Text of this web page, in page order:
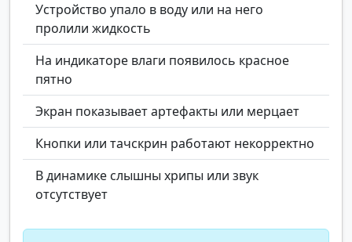
Устройство упало в воду или на него
пролили жидкость
На индикаторе влаги появилось красное
пятно
Экран показывает артефакты или мерцает
Кнопки или тачскрин работают некорректно
В динамике слышны хрипы или звук
отсутствует